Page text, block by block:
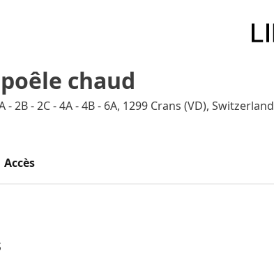
chaud
- 2B - 2C - 4A - 4B - 6A, 1299 Crans (VD), Switzerland
Accès